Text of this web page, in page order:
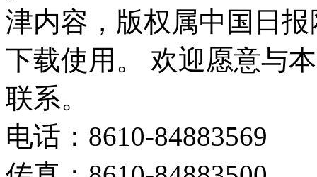
津内容，版权属中国日
下载使用。 欢迎愿意与
联系。
电话：8610-84883569